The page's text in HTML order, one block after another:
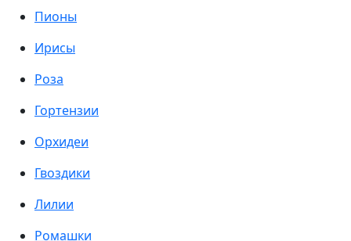
Пионы
Ирисы
Роза
Гортензии
Орхидеи
Гвоздики
Лилии
Ромашки